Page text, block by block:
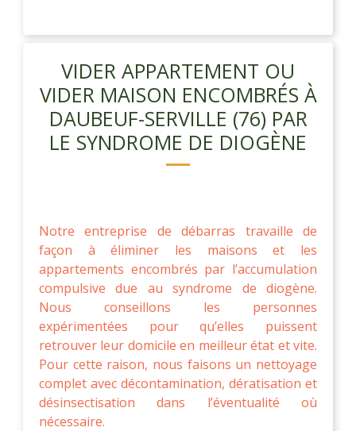
VIDER APPARTEMENT OU
VIDER MAISON ENCOMBRÉS À
DAUBEUF-SERVILLE (76) PAR
LE SYNDROME DE DIOGÈNE
Notre entreprise de débarras travaille de
façon à éliminer les maisons et les
appartements encombrés par l’accumulation
compulsive due au syndrome de diogène.
Nous conseillons les personnes
expérimentées pour qu’elles puissent
retrouver leur domicile en meilleur état et vite.
Pour cette raison, nous faisons un nettoyage
complet avec décontamination, dératisation et
désinsectisation dans l’éventualité où
nécessaire.